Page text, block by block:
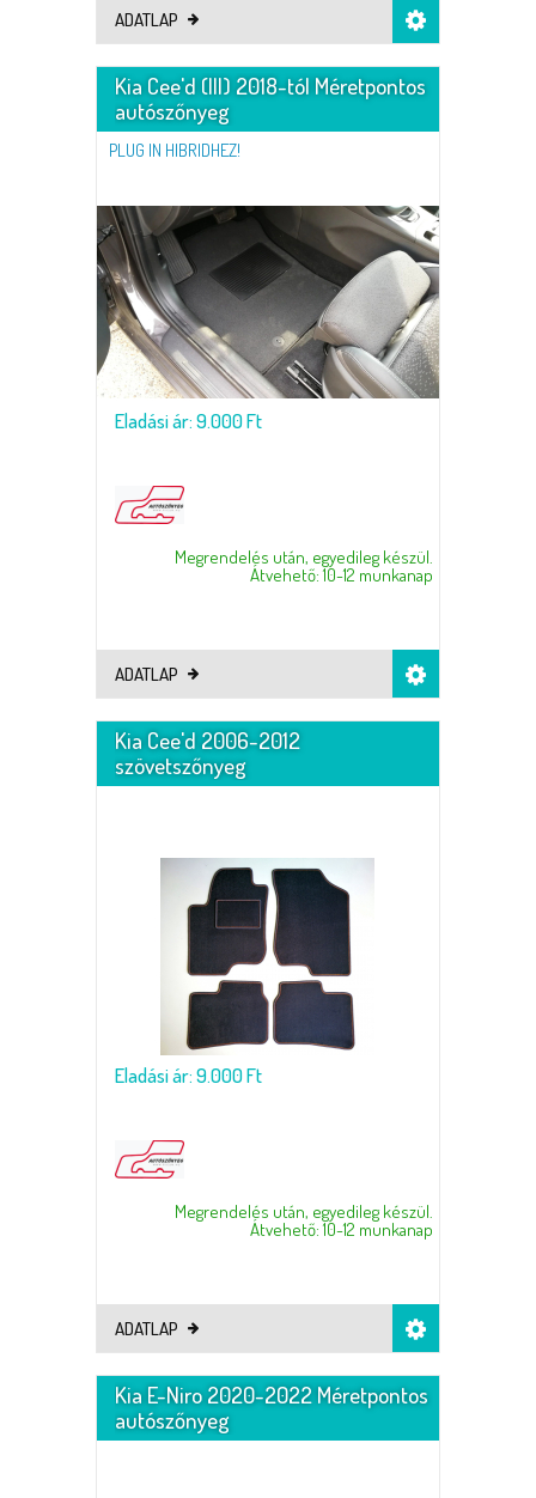
ADATLAP
Kia Cee'd (III) 2018-tól Méretpontos
autószőnyeg
PLUG IN HIBRIDHEZ!
Eladási ár: 9.000 Ft
Megrendelés után, egyedileg készül.
Átvehető: 10-12 munkanap
ADATLAP
Kia Cee'd 2006-2012
szövetszőnyeg
Eladási ár: 9.000 Ft
Megrendelés után, egyedileg készül.
Átvehető: 10-12 munkanap
ADATLAP
Kia E-Niro 2020-2022 Méretpontos
autószőnyeg